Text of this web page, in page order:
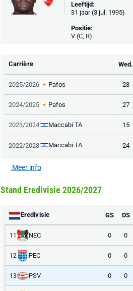
Leeftijd:
31 jaar (3 jul. 1995)
Positie:
V (C, R)
Carrière Wed.
2025/2026 Pafos 28
2024/2025 Pafos 27
2023/2024 Maccabi TA 15
2022/2023 Maccabi TA 24
Meer info
Stand Eredivisie 2026/2027
Eredivisie GS DS
11 NEC 0 0
12 PEC 0 0
13 PSV 0 0